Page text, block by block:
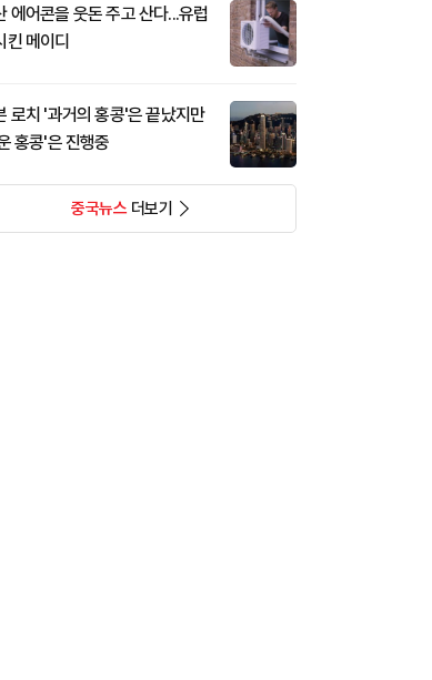
에어콘을 웃돈 주고 산다...유럽
킨 메이디
로치 '과거의 홍콩'은 끝났지만
홍콩'은 진행중
중국뉴스더보기